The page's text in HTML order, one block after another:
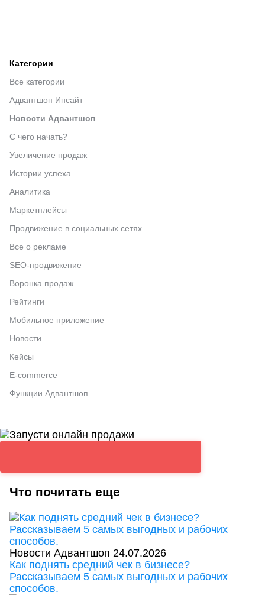
Категории
Все категории
Адвантшоп Инсайт
Новости Адвантшоп
С чего начать?
Увеличение продаж
Истории успеха
Аналитика
Маркетплейсы
Продвижение в социальных сетях
Все о рекламе
SEO-продвижение
Воронка продаж
Рейтинги
Мобильное приложение
Новости
Кейсы
E-commerce
Функции Адвантшоп
Что почитать еще
Новости Адвантшоп 24.07.2026
Как поднять средний чек в бизнесе?
Рассказываем 5 самых выгодных и рабочих
способов.